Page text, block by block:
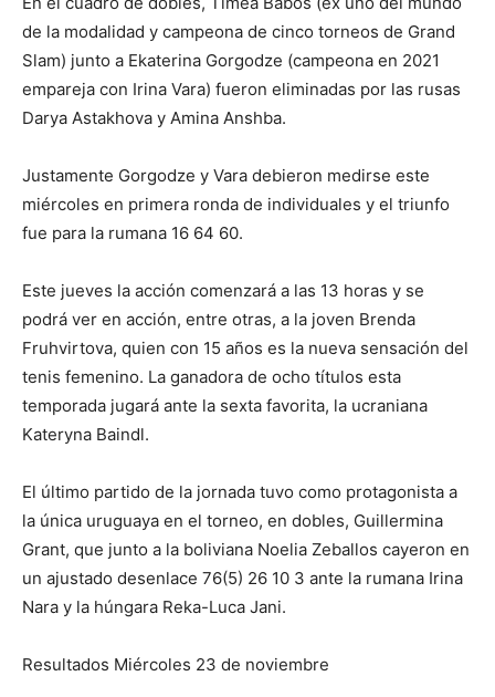
de la modalidad y campeona de cinco torneos de Grand
Slam) junto a Ekaterina Gorgodze (campeona en 2021
empareja con Irina Vara) fueron eliminadas por las rusas
Darya Astakhova y Amina Anshba.
Justamente Gorgodze y Vara debieron medirse este
miércoles en primera ronda de individuales y el triunfo
fue para la rumana 16 64 60.
Este jueves la acción comenzará a las 13 horas y se
podrá ver en acción, entre otras, a la joven Brenda
Fruhvirtova, quien con 15 años es la nueva sensación del
tenis femenino. La ganadora de ocho títulos esta
temporada jugará ante la sexta favorita, la ucraniana
Kateryna Baindl.
El último partido de la jornada tuvo como protagonista a
la única uruguaya en el torneo, en dobles, Guillermina
Grant, que junto a la boliviana Noelia Zeballos cayeron en
un ajustado desenlace 76(5) 26 10 3 ante la rumana Irina
Nara y la húngara Reka-Luca Jani.
Resultados Miércoles 23 de noviembre